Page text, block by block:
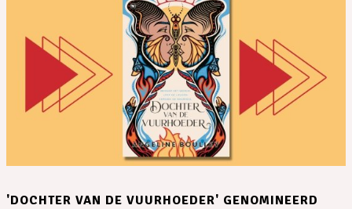
'DOCHTER VAN DE VUURHOEDER' GENOMINEERD